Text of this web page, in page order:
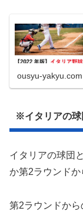
ousyu-yakyu.com
※イタリアの球
イタリアの球団
か第2ラウンドか
第2ラウンドか